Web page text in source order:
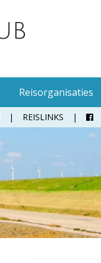
Handwasmiddel
Hangmat
Klamboe
Koffer
Moneybelt
Reisorganisaties
REISLINKS 